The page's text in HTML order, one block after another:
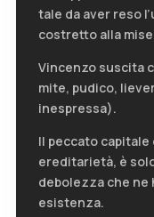
tale da aver reso
costretto alla
Vincenzo suscita
mite, pudico,
inespressa).
Il peccato capitale
ereditarietà, è
debolezza che ne
esistenza.